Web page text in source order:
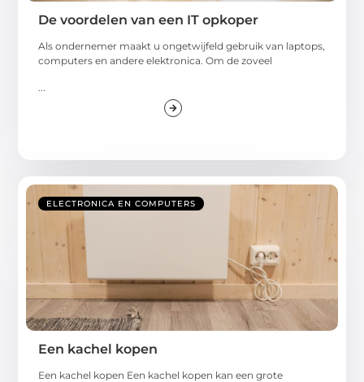
De voordelen van een IT opkoper
Als ondernemer maakt u ongetwijfeld gebruik van laptops,
computers en andere elektronica. Om de zoveel
ELECTRONICA EN COMPUTERS
Een kachel kopen
Een kachel kopen Een kachel kopen kan een grote